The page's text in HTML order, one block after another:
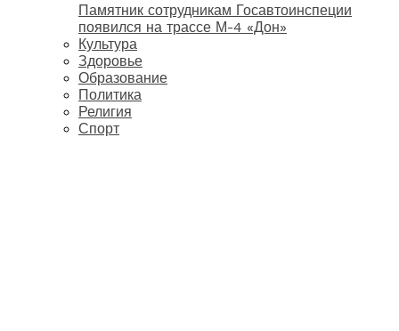
Памятник сотрудникам Госавтоинспеции
появился на трассе М-4 «Дон»
Культура
Здоровье
Образование
Политика
Религия
Спорт